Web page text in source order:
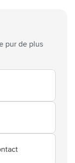
pur de plus